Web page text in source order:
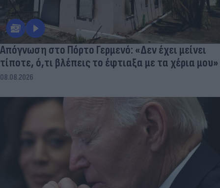
Απόγνωση στο Πόρτο Γερμενό: «Δεν έχει μείνει
τίποτε, ό,τι βλέπεις το έφτιαξα με τα χέρια μου»
08.08.2026